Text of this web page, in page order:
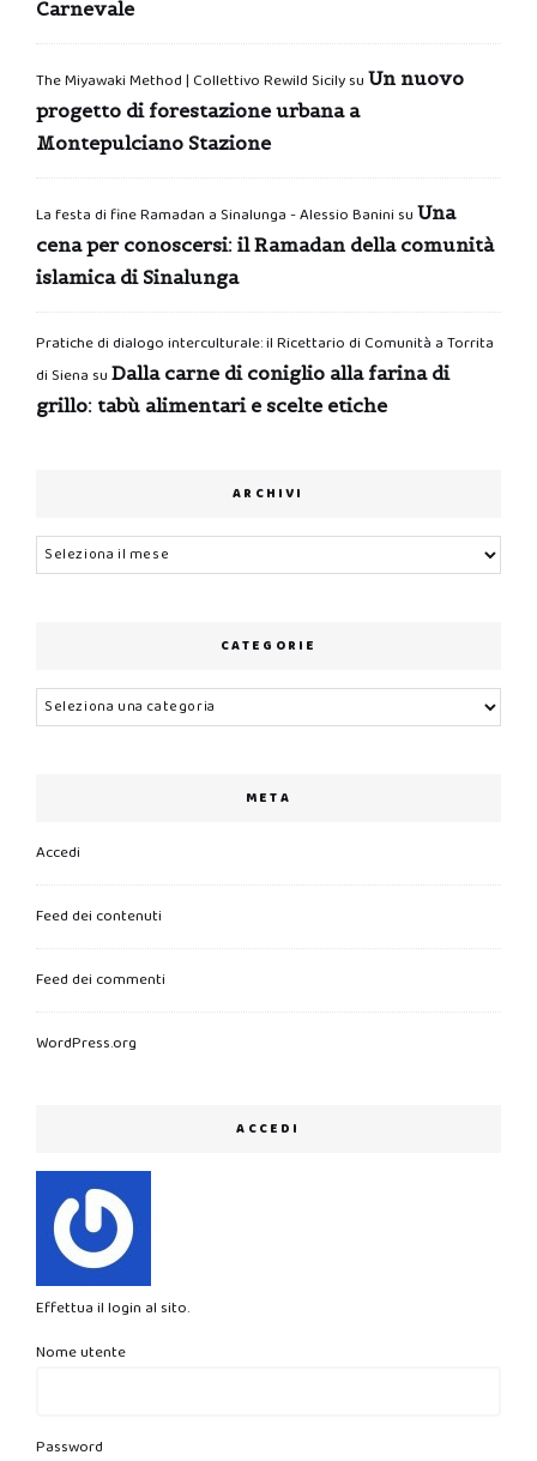
Carnevale
The Miyawaki Method | Collettivo Rewild Sicilysu Un nuovo
progetto di forestazione urbana a
Montepulciano Stazione
La festa di fine Ramadan a Sinalunga - Alessio Banini su Una
cena per conoscersi: il Ramadan della comunità
islamica di Sinalunga
Pratiche di dialogo interculturale: il Ricettario di Comunità a Torrita
di Siena su Dalla carne di coniglio alla farina di
grillo: tabù alimentari e scelte etiche
ARCHIVI
Archivi
CATEGORIE
Categorie
META
Accedi
Feed dei contenuti
Feed dei commenti
WordPress.org
ACCEDI
Effettua il login al sito.
Nome utente
Password